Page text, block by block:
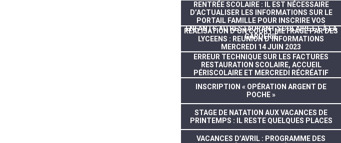
RENTRÉE SCOLAIRE : IL EST NÉCESSAIRE
D’ACTUALISER LES INFORMATIONS SUR LE
PORTAIL FAMILLE POUR INSCRIRE VOS
ENFANTS AU RESTAURANT SCOLAIRE ET À LA
GARDERIE
REALISATION D’UN COURT METRAGE PAR DES
LYCEENS : REUNION D’INFORMATIONS
MERCREDI 14 JUIN 2023
ERREUR TECHNIQUE SUR LES FACTURES
RESTAURATION SCOLAIRE, ACCUEIL
PÉRISCOLAIRE ET MERCREDI RÉCRÉATIF
INSCRIPTION « OPÉRATION ARGENT DE
POCHE »
STAGE DE NATATION AUX VACANCES DE
PRINTEMPS : IL RESTE QUELQUES PLACES
VACANCES D’AVRIL : PROGRAMME DES